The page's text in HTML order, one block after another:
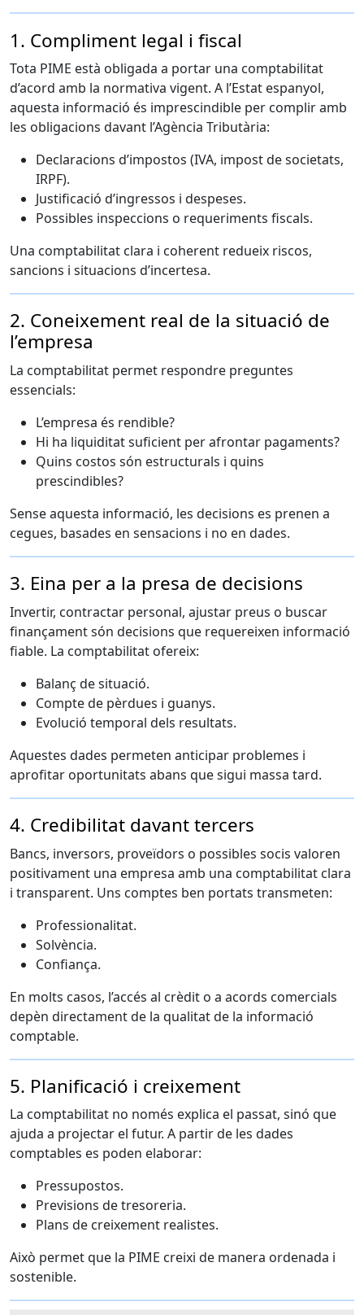
1. Compliment legal i fiscal
Tota PIME està obligada a portar una comptabilitat
d’acord amb la normativa vigent. A l’Estat espanyol,
aquesta informació és imprescindible per complir amb
les obligacions davant l’Agència Tributària:
Declaracions d’impostos (IVA, impost de societats,
IRPF).
Justificació d’ingressos i despeses.
Possibles inspeccions o requeriments fiscals.
Una comptabilitat clara i coherent redueix riscos,
sancions i situacions d’incertesa.
2. Coneixement real de la situació de
l’empresa
La comptabilitat permet respondre preguntes
essencials:
L’empresa és rendible?
Hi ha liquiditat suficient per afrontar pagaments?
Quins costos són estructurals i quins
prescindibles?
Sense aquesta informació, les decisions es prenen a
cegues, basades en sensacions i no en dades.
3. Eina per a la presa de decisions
Invertir, contractar personal, ajustar preus o buscar
finançament són decisions que requereixen informació
fiable. La comptabilitat ofereix:
Balanç de situació.
Compte de pèrdues i guanys.
Evolució temporal dels resultats.
Aquestes dades permeten anticipar problemes i
aprofitar oportunitats abans que sigui massa tard.
4. Credibilitat davant tercers
Bancs, inversors, proveïdors o possibles socis valoren
positivament una empresa amb una comptabilitat clara
i transparent. Uns comptes ben portats transmeten:
Professionalitat.
Solvència.
Confiança.
En molts casos, l’accés al crèdit o a acords comercials
depèn directament de la qualitat de la informació
comptable.
5. Planificació i creixement
La comptabilitat no només explica el passat, sinó que
ajuda a projectar el futur. A partir de les dades
comptables es poden elaborar:
Pressupostos.
Previsions de tresoreria.
Plans de creixement realistes.
Això permet que la PIME creixi de manera ordenada i
sostenible.